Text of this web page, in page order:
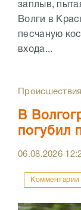
заплыв,
Волги в
песчаную
входа...
Происшествия
В
погубил
06.08.2026
Комментарии